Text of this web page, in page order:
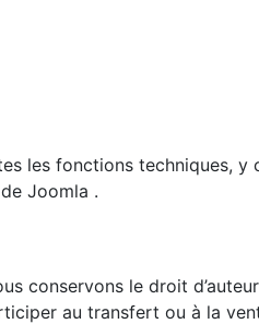
les fonctions techniques,
Joomla .
conservons le droit
au transfert ou à la